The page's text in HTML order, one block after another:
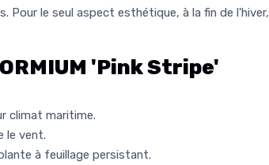
Pour le seul aspect esthétique, à la fin de l'hiver,
'Pink Stripe'
climat maritime.
le vent.
à feuillage persistant.